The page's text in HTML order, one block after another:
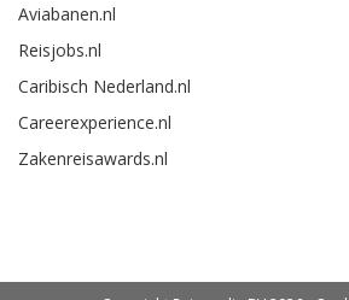
Aviabanen.nl
Reisjobs.nl
Caribisch Nederland.nl
Careerexperience.nl
Zakenreisawards.nl